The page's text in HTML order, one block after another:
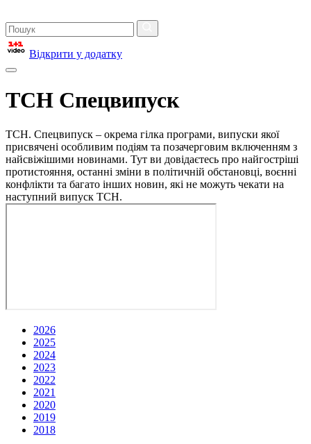
Відкрити у додатку
ТСН Спецвипуск
ТСН. Спецвипуск – окрема гілка програми, випуски якої
присвячені особливим подіям та позачерговим включенням з
найсвіжішими новинами. Тут ви довідаєтесь про найгостріші
протистояння, останні зміни в політичній обстановці, воєнні
конфлікти та багато інших новин, які не можуть чекати на
наступний випуск ТСН.
2026
2025
2024
2023
2022
2021
2020
2019
2018